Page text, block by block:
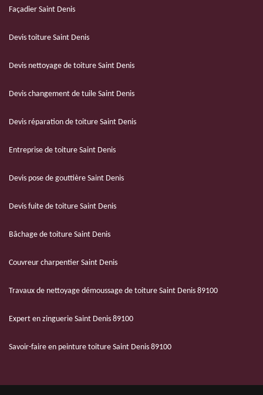
Façadier Saint Denis
Devis toiture Saint Denis
Devis nettoyage de toiture Saint Denis
Devis changement de tuile Saint Denis
Devis réparation de toiture Saint Denis
Entreprise de toiture Saint Denis
Devis pose de gouttière Saint Denis
Devis fuite de toiture Saint Denis
Bâchage de toiture Saint Denis
Couvreur charpentier Saint Denis
Travaux de nettoyage démoussage de toiture Saint Denis 89100
Expert en zinguerie Saint Denis 89100
Savoir-faire en peinture toiture Saint Denis 89100